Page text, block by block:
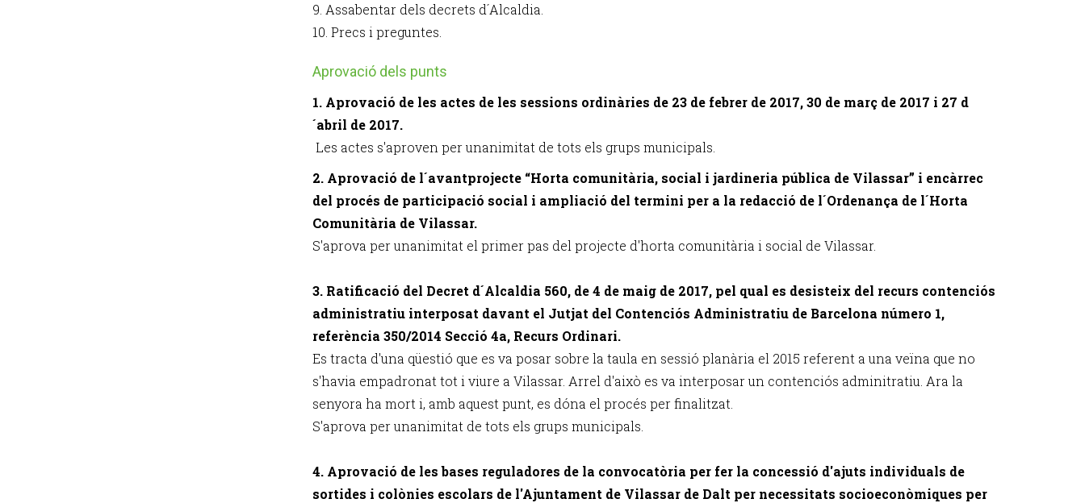
9. Assabentar dels decrets d´Alcaldia.
10. Precs i preguntes.
Aprovació dels punts
1. Aprovació de les actes de les sessions ordinàries de 23 de febrer de 2017, 30 de març de 2017 i 27 d
´abril de 2017.
Les actes s'aproven per unanimitat de tots els grups municipals.
2. Aprovació de l´avantprojecte “Horta comunitària, social i jardineria pública de Vilassar” i encàrrec
del procés de participació social i ampliació del termini per a la redacció de l´Ordenança de l´Horta
Comunitària de Vilassar.
S'aprova per unanimitat el primer pas del projecte d'horta comunitària i social de Vilassar.
3. Ratificació del Decret d´Alcaldia 560, de 4 de maig de 2017, pel qual es desisteix del recurs contenciós
administratiu interposat davant el Jutjat del Contenciós Administratiu de Barcelona número 1,
referència 350/2014 Secció 4a, Recurs Ordinari.
Es tracta d'una qüestió que es va posar sobre la taula en sessió planària el 2015 referent a una veïna que no
s'havia empadronat tot i viure a Vilassar. Arrel d'això es va interposar un contenciós adminitratiu. Ara la
senyora ha mort i, amb aquest punt, es dóna el procés per finalitzat.
S'aprova per unanimitat de tots els grups municipals.
4. Aprovació de les bases reguladores de la convocatòria per fer la concessió d'ajuts individuals de
sortides i colònies escolars de l'Ajuntament de Vilassar de Dalt per necessitats socioeconòmiques per